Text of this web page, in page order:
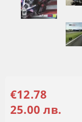
€12.78
25.00 лв.